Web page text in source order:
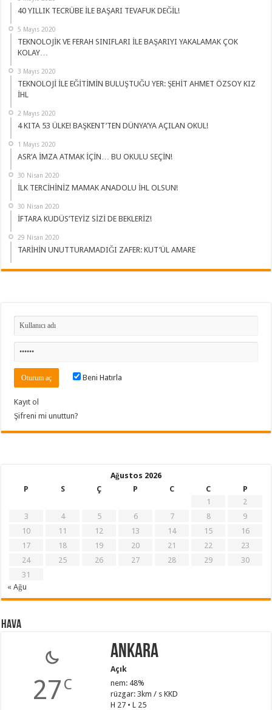
40 YILLIK TECRÜBE İLE BAŞARI TEVAFUK DEĞİL!
5 Mayıs 2020
TEKNOLOJİK VE FERAH SINIFLARI İLE BAŞARIYI YAKALAMAK ÇOK
KOLAY…
3 Mayıs 2020
TEKNOLOJİ İLE EĞİTİMİN BULUŞTUĞU YER: ŞEHİT AHMET ÖZSOY KIZ
İHL
2 Mayıs 2020
4 KITA 53 ÜLKE! BAŞKENT’TEN DÜNYA’YA AÇILAN OKUL!
1 Mayıs 2020
ASR’A İMZA ATMAK İÇİN… BU OKULU SEÇİN!
30 Nisan 2020
İLK TERCİHİNİZ MAMAK ANADOLU İHL OLSUN!
30 Nisan 2020
İFTARA KUDÜS’TEYİZ SİZİ DE BEKLERİZ!
29 Nisan 2020
TARİHİN UNUTTURAMADIĞI ZAFER: KUT’ÜL AMARE
Beni Hatırla
Kayıt ol
Şifreni mi unuttun?
Ağustos 2026
P
S Ç P C C
P
1
2
3
4 5 6 7 8
9
10
11 12 13 14 15
16
17
18 19 20 21 22
23
24
25 26 27 28 29
30
31
« Ağu
Hava
27 C
Ankara
Açık
nem: 48%
rüzgar: 3km / s KKD
H 27 • L 25